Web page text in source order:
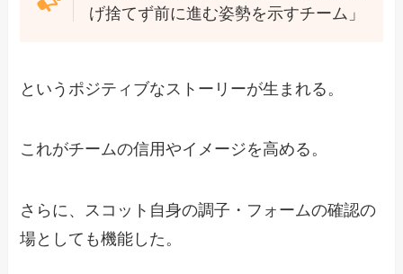
げ捨てず前に進む姿勢を示すチーム」
というポジティブなストーリーが生まれる。
これがチームの信用やイメージを高める。
さらに、スコット自身の調子・フォームの確認の
場としても機能した。